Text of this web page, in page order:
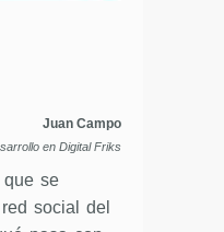
Juan Campo
en Digital Friks
que se
social del